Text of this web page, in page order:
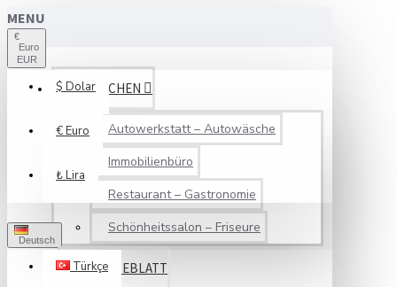
MENU
€
Euro
EUR
$ Dolar
€Euro
₺Lira
Deutsch
Türkçe
BRANCHEN
Autowerkstatt – Autowäsche
Immobilienbüro
Restaurant – Gastronomie
Schönheitssalon – Friseure
SERVICEBLATT